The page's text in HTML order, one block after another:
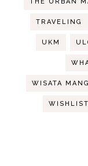
TRAVELING
UKM
WISATA
WISHLIST